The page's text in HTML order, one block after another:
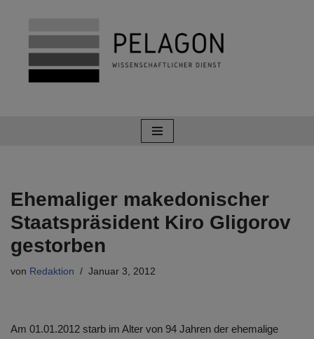
Zum
Inhalt
springen
Ehemaliger makedonischer
Staatspräsident Kiro Gligorov
gestorben
von Redaktion Januar 3, 2012
Am 01.01.2012 starb im Alter von 94 Jahren der ehemalige